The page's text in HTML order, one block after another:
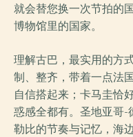
就会替您换一次节拍的
博物馆里的国家。
理解古巴，最实用的方
制、整齐，带着一点法
自信搭起来；卡马圭恰
惑感全都有。圣地亚哥-
勒比的节奏与记忆，海